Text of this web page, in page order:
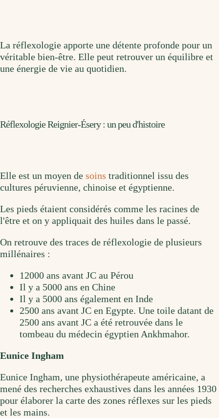
La réflexologie apporte une détente profonde pour un
véritable bien-être. Elle peut retrouver un équilibre et
une énergie de vie au quotidien.
Réflexologie Reignier-Ésery : un peu d'histoire
Elle est un moyen de soins traditionnel issu des
cultures péruvienne, chinoise et égyptienne.
Les pieds étaient considérés comme les racines de
l'être et on y appliquait des huiles dans le passé.
On retrouve des traces de réflexologie de plusieurs
millénaires :
12000 ans avant JC au Pérou
Il y a 5000 ans en Chine
Il y a 5000 ans également en Inde
2500 ans avant JC en Egypte. Une toile datant de
2500 ans avant JC a été retrouvée dans le
tombeau du médecin égyptien Ankhmahor.
Eunice Ingham
Eunice Ingham, une physiothérapeute américaine, a
mené des recherches exhaustives dans les années 1930
pour élaborer la carte des zones réflexes sur les pieds
et les mains.